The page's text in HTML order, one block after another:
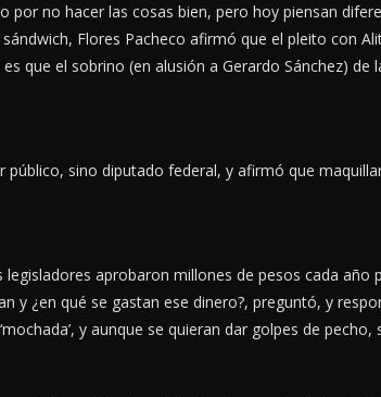
por no hacer las cosas bien, pero hoy piensan
Flores Pacheco afirmó que el pleito con
que el sobrino (en alusión a Gerardo Sánchez)
público, sino diputado federal, y afirmó que
aprobaron millones de pesos cada año
y ¿en qué se gastan ese dinero?, preguntó, y
y aunque se quieran dar golpes de pecho,